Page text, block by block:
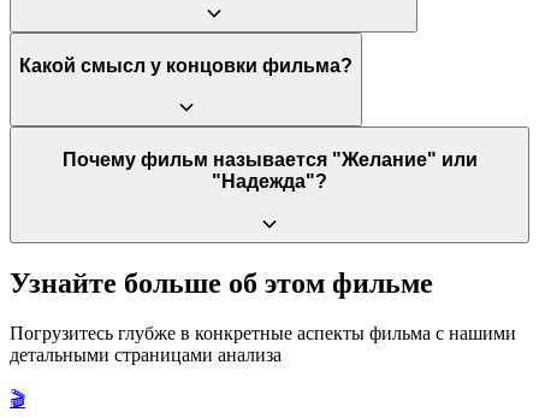
расстройство (ПТСР). Одним из его проявлений стала
андрофобия — боязнь мужчин. К сожалению, эта травма
распространилась и на её собственного отца, которого она
начала воспринимать как потенциальную угрозу.
Костюм её любимого мультгероя Кокомонга становится для
её. Он символизирует самоотверженную родительскую
любовь, которая готова спрятать собственное "я" и свою боль
за маской, чтобы стать безопасным и понятным для ребенка
другом. Это метафора защиты и исцеляющей силы игры.
Какой смысл у концовки фильма?
Концовка, в которой у Со-вон рождается младший брат,
символизирует победу жизни и надежды над травмой и
продолжение рода, а полное возрождение самой семьи. Слова
Со-вон, обращенные к младенцу, "Хорошо, что ты родился",
Почему фильм называется "Желание" или
"Надежда"?
Оригинальное корейское название "소원" (Со-вон) — это имя
главной героини, которое одновременно переводится как
идею фильма: несмотря на ужасающую трагедию,
центральной темой является не отчаяние, а именно надежда
на исцеление и вера в возможность счастливой жизни после
горя.
Узнайте больше об этом фильме
Погрузитесь глубже в конкретные аспекты фильма с нашими
детальными страницами анализа
🎬